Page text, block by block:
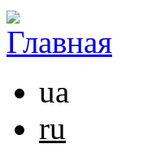
ua
ru